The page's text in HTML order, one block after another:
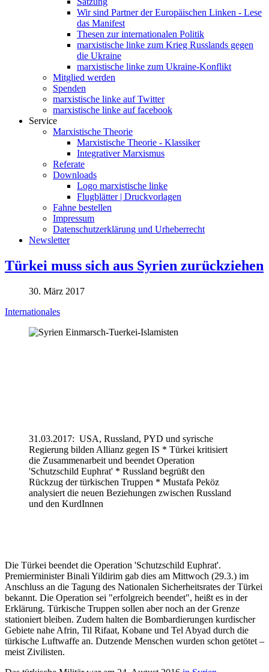
Wir sind Partner der Europäischen Linken - Lese
das Manifest
Thesen zur internationalen Politik
marxistische linke zum Krieg Russlands gegen
die Ukraine
marxistische linke zum Ukraine-Konflikt
Mitglied werden
Spenden
marxistische linke auf Twitter
marxistische linke auf facebook
Service
Marxistische Theorie
Marxistische Theorie - Klassiker
Integrativer Marxismus
Referate
Downloads
Logo marxistische linke
Flugblätter | Druckvorlagen
Fahne bestellen
Impressum
Datenschutzerklärung und Urheberrecht
Newsletter
Türkei muss sich aus Syrien zurückziehen
30. März 2017
Internationales
31.03.2017: USA, Russland, PYD und syrische
Regierung bilden Allianz gegen IS * Türkei kritisiert
die Zusammenarbeit und beendet Operation
'Schutzschild Euphrat' * Russland begrüßt den
Rückzug der türkischen Truppen * Mustafa Peköz
analysiert die neuen Beziehungen zwischen Russland
und den KurdInnen
Die Türkei beendet die Operation 'Schutzschild Euphrat'.
Premierminister Binali Yildirim gab dies am Mittwoch (29.3.) im
Anschluss an die Tagung des Nationalen Sicherheitsrates der Türkei
bekannt. Die Operation sei "erfolgreich beendet", heißt es in der
Erklärung. Türkische Truppen sollen aber noch an der Grenze
stationiert bleiben. Zudem halten die Bombardierungen kurdischer
Gebiete nahe Afrin, Til Rifaat, Kobane und Tel Abyad durch die
türkische Luftwaffe an. Dutzende Menschen wurden schon getötet –
meist Zivilisten.